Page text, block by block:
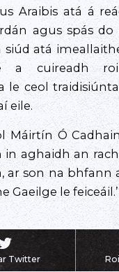
Araibis atá á
agus spás do
siúd atá
a cuireadh
le ceol
eile.
Máirtín Ó
in aghaidh an
ar son na bhfann
Gaeilge le feiceáil.’
Twitter